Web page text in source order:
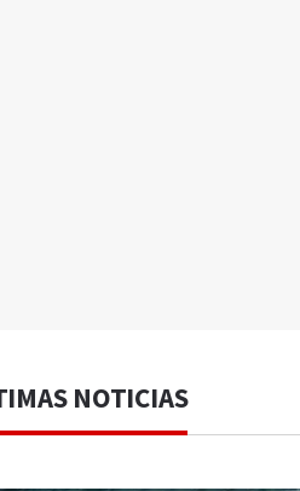
NOTICIAS